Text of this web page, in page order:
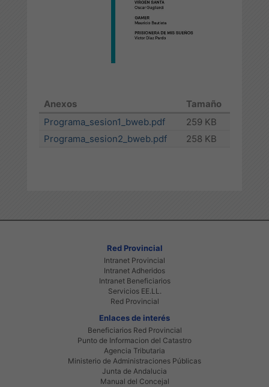
Anexos
Tamaño
Programa_sesion1_bweb.pdf
259 KB
Programa_sesion2_bweb.pdf
258 KB
Red Provincial
Intranet Provincial
Intranet Adheridos
Intranet Beneficiarios
Servicios EE.LL.
Red Provincial
Enlaces de interés
Beneficiarios Red Provincial
Punto de Informacion del Catastro
Agencia Tributaria
Ministerio de Administraciones Públicas
Junta de Andalucia
Manual del Concejal